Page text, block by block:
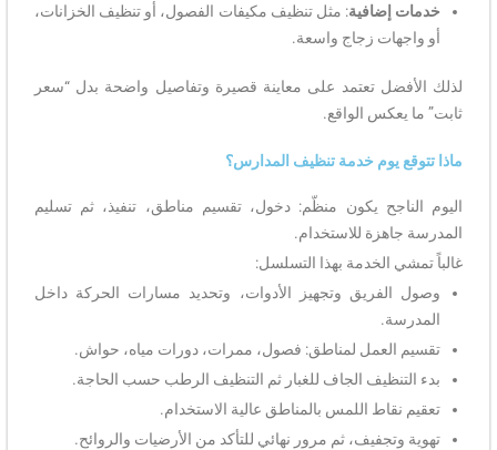
خدمات إضافية: مثل تنظيف مكيفات الفصول، أو تنظيف الخزانات،
أو واجهات زجاج واسعة.
لذلك الأفضل تعتمد على معاينة قصيرة وتفاصيل واضحة بدل “سعر
ثابت” ما يعكس الواقع.
ماذا تتوقع يوم خدمة تنظيف المدارس؟
اليوم الناجح يكون منظّم: دخول، تقسيم مناطق، تنفيذ، ثم تسليم
المدرسة جاهزة للاستخدام.
غالباً تمشي الخدمة بهذا التسلسل:
وصول الفريق وتجهيز الأدوات، وتحديد مسارات الحركة داخل
المدرسة.
تقسيم العمل لمناطق: فصول، ممرات، دورات مياه، حواش.
بدء التنظيف الجاف للغبار ثم التنظيف الرطب حسب الحاجة.
تعقيم نقاط اللمس بالمناطق عالية الاستخدام.
تهوية وتجفيف، ثم مرور نهائي للتأكد من الأرضيات والروائح.